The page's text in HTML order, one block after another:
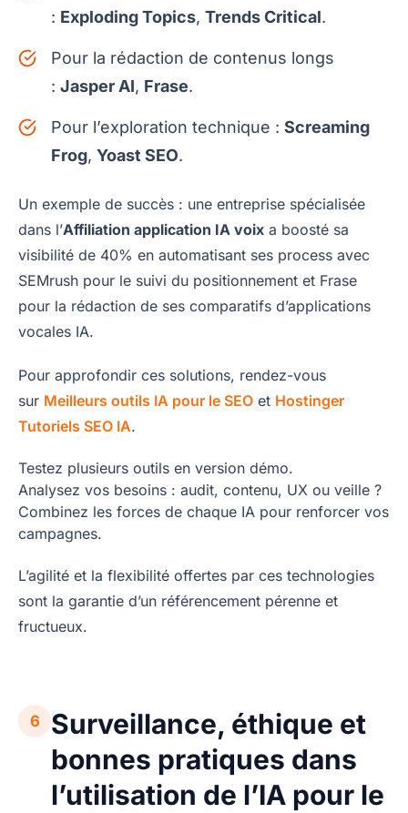
: Exploding Topics, Trends Critical.
Pour la rédaction de contenus longs
: Jasper AI, Frase.
Pour l’exploration technique : Screaming
Frog, Yoast SEO.
Un exemple de succès : une entreprise spécialisée
dans l’Affiliation application IA voix a boosté sa
visibilité de 40% en automatisant ses process avec
SEMrush pour le suivi du positionnement et Frase
pour la rédaction de ses comparatifs d’applications
vocales IA.
Pour approfondir ces solutions, rendez-vous
sur Meilleurs outils IA pour le SEO et Hostinger
Tutoriels SEO IA.
Testez plusieurs outils en version démo.
Analysez vos besoins : audit, contenu, UX ou veille ?
Combinez les forces de chaque IA pour renforcer vos
campagnes.
L’agilité et la flexibilité offertes par ces technologies
sont la garantie d’un référencement pérenne et
fructueux.
6
Surveillance, éthique et
bonnes pratiques dans
l’utilisation de l’IA pour le